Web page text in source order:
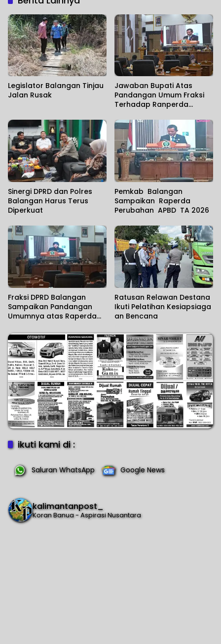
Legislator Balangan Tinjau
Jalan Rusak
Jawaban Bupati Atas
Pandangan Umum Fraksi
Terhadap Ranperda
2026
Sinergi DPRD dan Polres
Balangan Harus Terus
Diperkuat
Pemkab Balangan
Sampaikan Raperda
Perubahan APBD TA 2026
Fraksi DPRD Balangan
Sampaikan Pandangan
Umumnya atas Raperda
Ratusan Relawan Destana
Ikuti Pelatihan Kesiapsiaga
an Bencana
ikuti kami di :
Saluran WhatsApp Google News
kalimantanpost_
Koran Banua - Aspirasi Nusantara